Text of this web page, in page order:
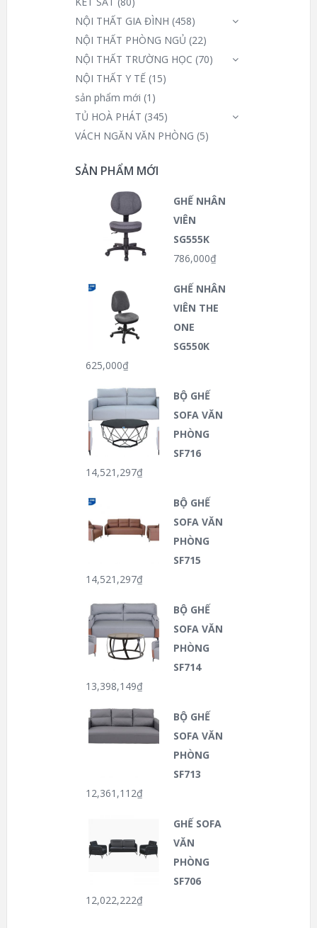
NỘI THẤT GIA ĐÌNH (458)
NỘI THẤT PHÒNG NGỦ (22)
NỘI THẤT TRƯỜNG HỌC (70)
NỘI THẤT Y TẾ (15)
sản phẩm mới (1)
TỦ HOÀ PHÁT (345)
VÁCH NGĂN VĂN PHÒNG (5)
SẢN PHẨM MỚI
GHẾ NHÂN
VIÊN
SG555K
786,000₫
GHẾ NHÂN
VIÊN THE
ONE
SG550K
625,000₫
BỘ GHẾ
SOFA VĂN
PHÒNG
SF716
14,521,297₫
BỘ GHẾ
SOFA VĂN
PHÒNG
SF715
14,521,297₫
BỘ GHẾ
SOFA VĂN
PHÒNG
SF714
13,398,149₫
BỘ GHẾ
SOFA VĂN
PHÒNG
SF713
12,361,112₫
GHẾ SOFA
VĂN
PHÒNG
SF706
12,022,222₫